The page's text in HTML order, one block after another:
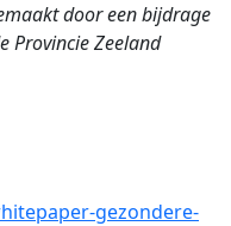
door een bijdrage
Provincie Zeeland
gezondere-